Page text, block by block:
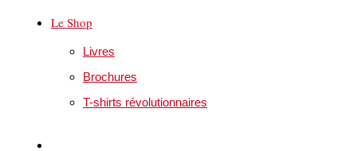
Le Shop
Livres
Brochures
T-shirts révolutionnaires